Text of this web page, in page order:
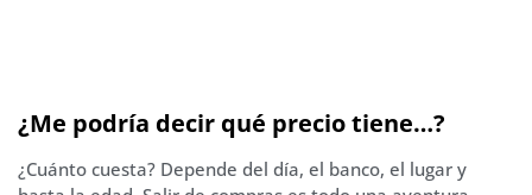
¿Me podría decir qué precio tiene…?
¿Cuánto cuesta? Depende del día, el banco, el lugar y